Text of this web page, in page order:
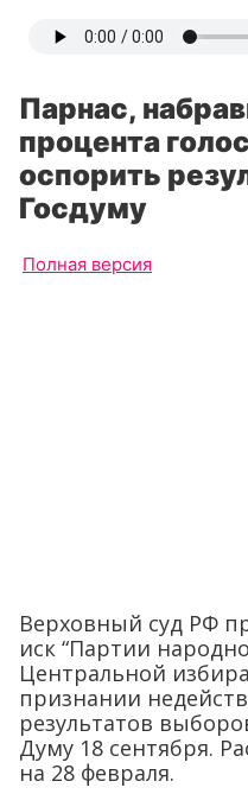
Парнас,
процента
оспорить
Госдуму
Полная версия
Верховный суд РФ
иск “Партии
Центральной
признании
результатов
Думу 18 сентября.
на 28 февраля.